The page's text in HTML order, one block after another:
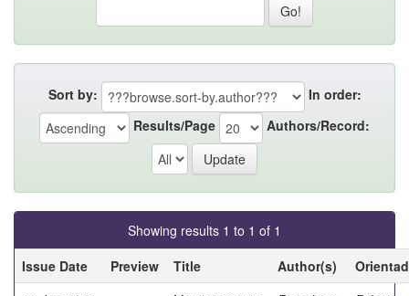
Sort by:
In order:
Results/Page
Authors/Record:
Showing results 1 to 1 of 1
Issue Date
Preview Title Author(s)